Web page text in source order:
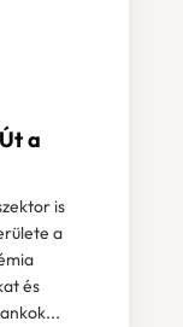
a
is
a
és